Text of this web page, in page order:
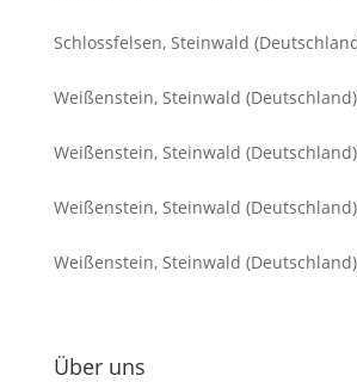
Schlossfelsen, Steinwald
Weißenstein, Steinwald (Deutschland)
Weißenstein, Steinwald (Deutschland)
Weißenstein, Steinwald (Deutschland)
Weißenstein, Steinwald (Deutschland)
Über uns